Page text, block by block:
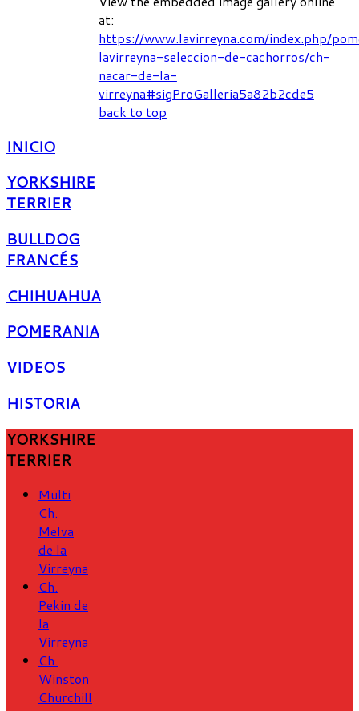
at:
https://www.lavirreyna.com/index.php/
lavirreyna-seleccion-de-cachorros/ch-
nacar-de-la-
virreyna#sigProGalleria5a82b2cde5
back to top
INICIO
YORKSHIRE
TERRIER
BULLDOG
FRANCÉS
CHIHUAHUA
POMERANIA
VIDEOS
HISTORIA
YORKSHIRE
TERRIER
Multi
Ch.
Melva
de la
Virreyna
Ch.
Pekin de
la
Virreyna
Ch.
Winston
Churchill